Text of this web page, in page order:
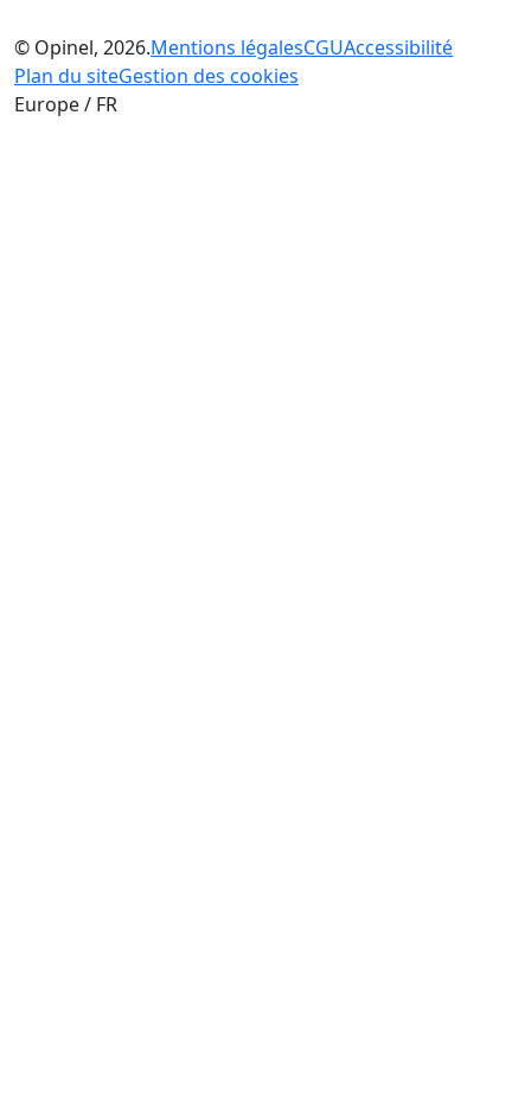
© Opinel, 2026.Mentions légalesCGUAccessibilité
Plan du siteGestion des cookies
Europe / FR